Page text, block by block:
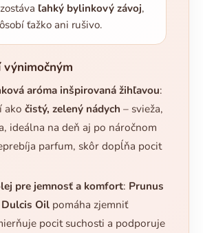
ľahký bylinkový závoj,
ťažko ani rušivo.
výnimočným
aróma inšpirovaná žihľavou:
ako čistý, zelený nádych – svieža,
ideálna na deň aj po náročnom
parfum, skôr dopĺňa pocit
pre jemnosť a komfort: Prunus
Oilpomáha zjemniť
pocit suchosti a podporuje